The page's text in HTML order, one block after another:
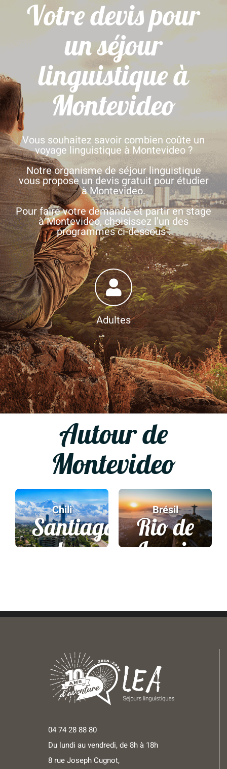
Votre devis pour
un séjour
linguistique à
Montevideo
Vous souhaitez savoir combien coûte un
voyage linguistique à Montevideo ?
Notre organisme de séjour linguistique
vous propose un devis gratuit pour étudier
à Montevideo.
Pour faire votre demande et partir en stage
à Montevideo, choisissez l'un des
programmes ci-dessous :
Adultes
Autour de
Montevideo
Chili
Santiago
du
Brésil
Rio de
Janeiro
04 74 28 88 80
Du lundi au vendredi, de 8h à 18h
8 rue Joseph Cugnot,